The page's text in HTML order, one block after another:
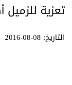
تعزية للزميل
التاريخ: 08-08-2016